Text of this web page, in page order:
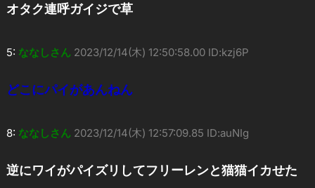
オタク連呼ガイジで草
5: ななしさん 2023/12/14(木) 12:50:58.00 ID:kzj6P
どこにパイがあんねん
8: ななしさん 2023/12/14(木) 12:57:09.85 ID:auNIg
逆にワイがパイズリしてフリーレンと猫猫イカせた